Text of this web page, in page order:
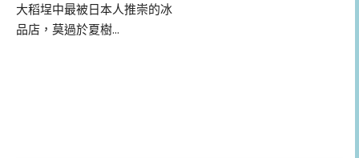
大稻埕中最被日本人推崇的冰
品店，莫過於夏樹...